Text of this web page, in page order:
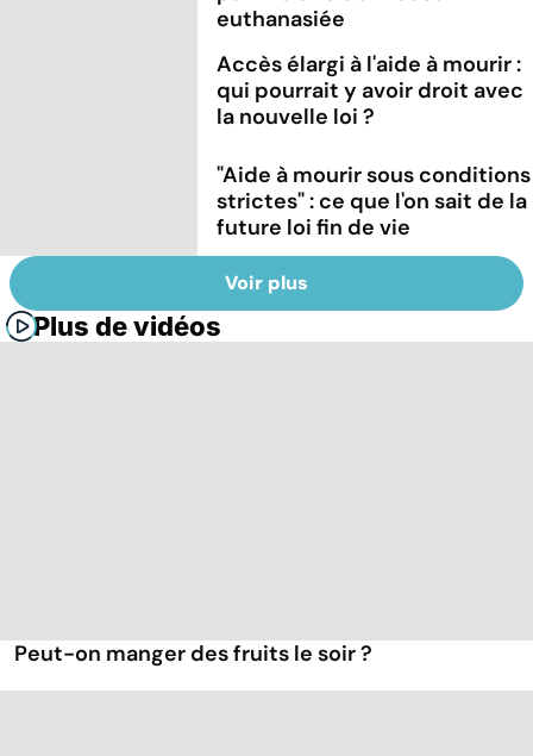
euthanasiée
Accès élargi à l'aide à mourir :
qui pourrait y avoir droit avec
la nouvelle loi ?
"Aide à mourir sous conditions
strictes" : ce que l'on sait de la
future loi fin de vie
Voir plus
Plus de vidéos
Peut-on manger des fruits le soir ?